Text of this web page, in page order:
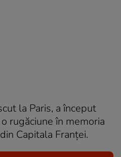
la Paris, a început
rugăciune în memoria
Capitala Franței.